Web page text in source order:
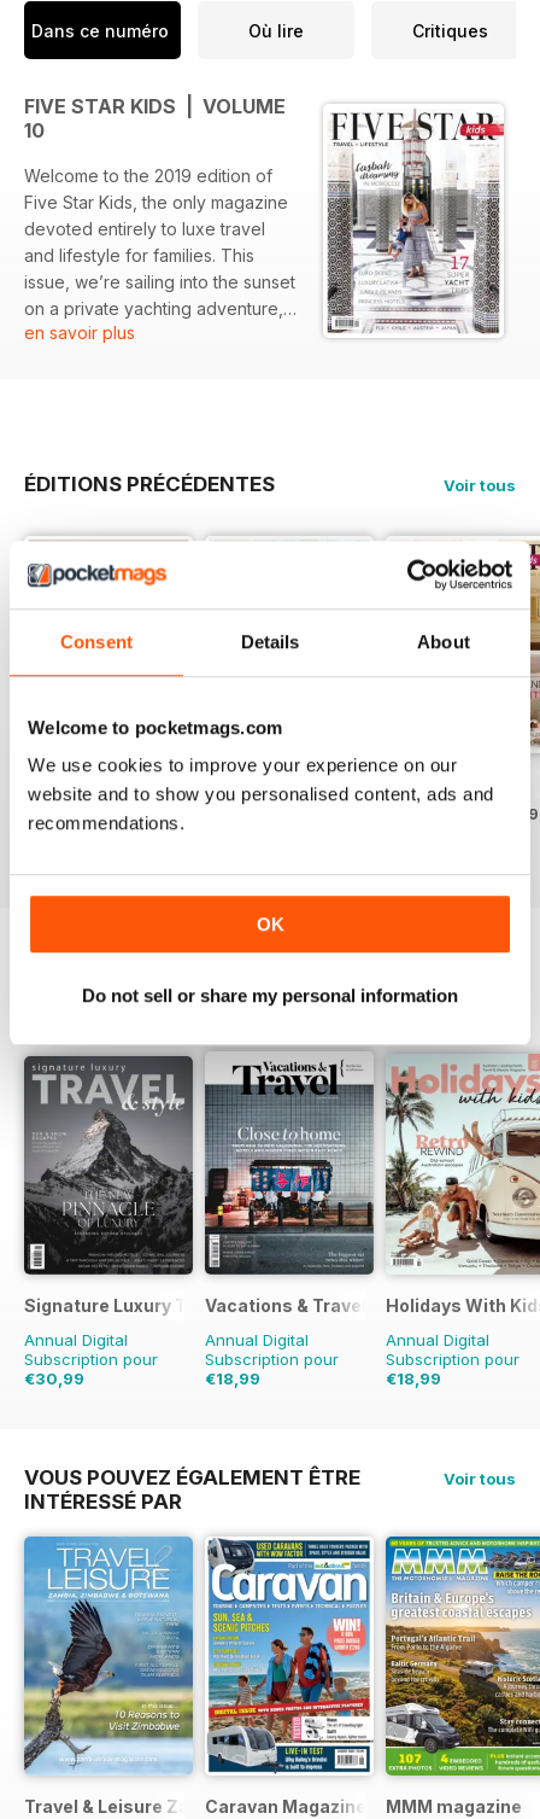
Consent Details About
Welcome to pocketmags.com
We use cookies to improve your experience on our
website and to show you personalised content, ads and
recommendations.
OK
Do not sell or share my personal information
Dans ce numéro Où lire Critiques
FIVE STAR KIDS | VOLUME
10
Welcome to the 2019 edition of
Five Star Kids, the only magazine
devoted entirely to luxe travel
and lifestyle for families. This
issue, we’re sailing into the sunset
on a private yachting adventure,
exploring Marrakesh with a
is perfect for cool cats, and we
making a comeback. We also
divine the mathematical formula
learning experiences that make
history come to life.
en savoir plus
ÉDITIONS PRÉCÉDENTES Voir tous
Five Star
Acheter pour €5,99
Volume 7 2015 Volume 6 2015
€5,99
OTHER TITLES FROM SIGNATURE
View All
Signature Luxury Travel & Style
Annual Digital
Subscription pour
€30,99
Vacations & Travel
Annual Digital
Subscription pour
€18,99
Holidays With
Annual Digital
Subscription pour
€18,99
VOUS POUVEZ ÉGALEMENT ÊTRE
INTÉRESSÉ PAR
Voir tous
Travel & Leisure Zambia & Zimbabwe
Caravan Magazine MMM magazine